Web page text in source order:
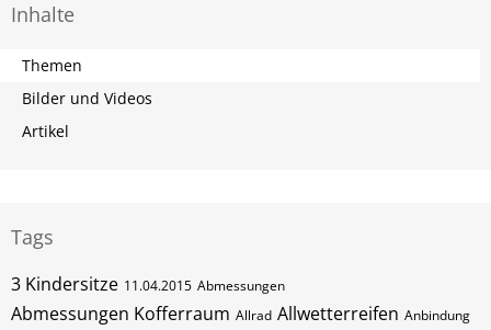
Inhalte
Themen
Bilder und Videos
Artikel
Tags
3 Kindersitze 11.04.2015 Abmessungen
Abmessungen Kofferraum Allrad Allwetterreifen Anbindung